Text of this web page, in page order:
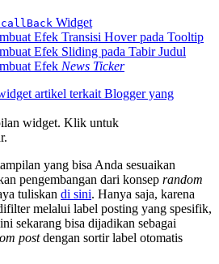
callBack Widget
Efek Transisi Hover pada Tooltip
Efek Sliding pada Tabir Judul
Efek News Ticker
widget. Klik untuk
yang bisa Anda sesuaikan
pengembangan dari konsep random
tuliskan di sini. Hanya saja, karena
melalui label posting yang spesifik,
sekarang bisa dijadikan sebagai
postdengan sortir label otomatis